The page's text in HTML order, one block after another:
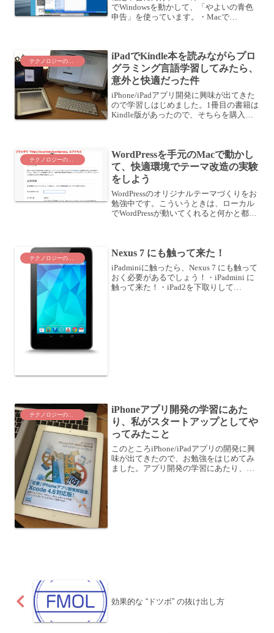
でWindowsを動かして、「やよいの青色
申告」を使っています。・Macで
iPadでKindle本を読みながらプロ
グラミング言語学習してみたら、
意外と快適だった件
iPhone/iPadアプリ開発に興味が出てきた
ので学習しはじめました。1冊目の書籍は
Kindle版があったので、そちらを購入し
WordPressを手元のMacで動かし
て、快適環境でテーマ改造の実験
をしよう
WordPressのオリジナルテーマづくりをお
勉強中です。こういうときは、ローカル
でWordPressが動いてくれると何かと都合
Nexus 7 にも触って来た！
iPadminiに触ったら、Nexus 7 にも触って
おく必要があるでしょう！・iPadmini に
触って来た！・iPad2を下取りして
iPhoneアプリ開発の学習にあた
り、私がスタートアップとしてや
ってみたこと
このところiPhone/iPadアプリの開発に興
味が出てきたので、お勉強をはじめてみ
ました。アプリ開発の学習にあたり、私
効果的な “ドツボ” の抜け出し方